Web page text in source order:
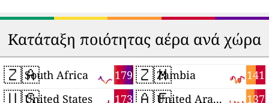
Κατάταξη ποιότητας αέρα ανά χώρα
🇿🇦 179
South Africa
173
United States
🇿🇲 141
Zambia
137
United Arab Emirates